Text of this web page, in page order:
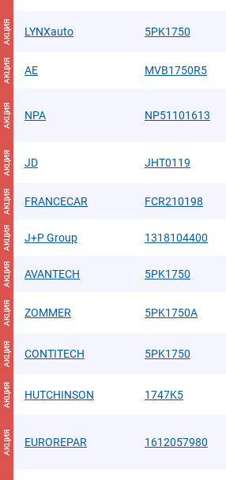
АКЦИЯ LYNXauto 5PK1750
АКЦИЯ AE MVB1750R5
АКЦИЯ NPA NP51101613
АКЦИЯ JD JHT0119
АКЦИЯ FRANCECAR FCR210198
АКЦИЯ J+P Group 1318104400
АКЦИЯ AVANTECH 5PK1750
АКЦИЯ ZOMMER 5PK1750A
АКЦИЯ CONTITECH 5PK1750
АКЦИЯ HUTCHINSON 1747K5
АКЦИЯ EUROREPAR 1612057980